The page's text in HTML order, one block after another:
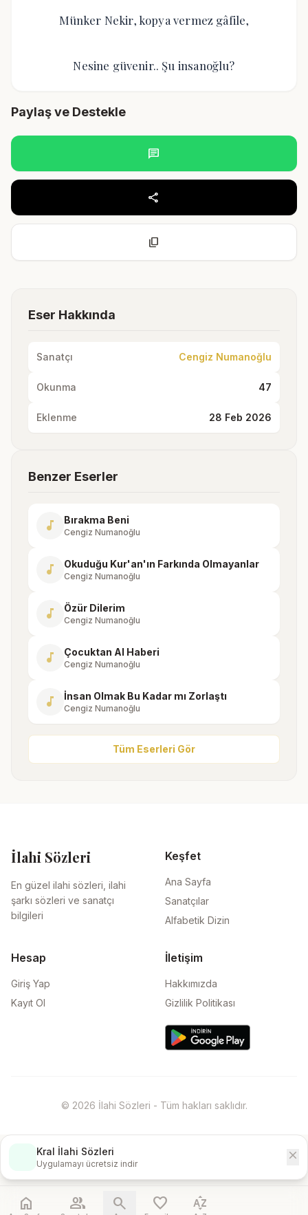
Münker Nekir, kopya vermez gâfile,
Nesine güvenir.. Şu insanoğlu?
Paylaş ve Destekle
chat
share
content_copy
Eser Hakkında
Sanatçı Cengiz Numanoğlu
Okunma 47
Eklenme 28 Feb 2026
Benzer Eserler
music_note Bırakma Beni
Cengiz Numanoğlu
music_note Okuduğu Kur'an'ın Farkında Olmayanlar
Cengiz Numanoğlu
music_note Özür Dilerim
Cengiz Numanoğlu
music_note Çocuktan Al Haberi
Cengiz Numanoğlu
music_note İnsan Olmak Bu Kadar mı Zorlaştı
Cengiz Numanoğlu
Tüm Eserleri Gör
İlahi Sözleri
En güzel ilahi sözleri, ilahi
şarkı sözleri ve sanatçı
bilgileri
Keşfet
Ana Sayfa
Sanatçılar
Alfabetik Dizin
Hesap
Giriş Yap
Kayıt Ol
İletişim
Hakkımızda
Gizlilik Politikası
© 2026 İlahi Sözleri - Tüm hakları saklıdır.
Kral İlahi Sözleri
Uygulamayı ücretsiz indir
close
home people search favorite sort_by_alpha